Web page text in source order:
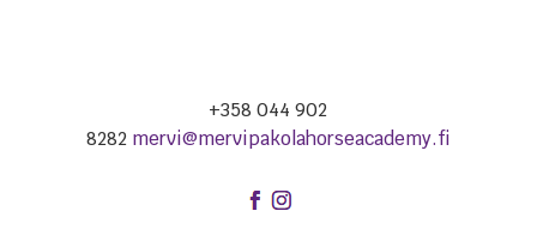
+358 044 902
8282 mervi@mervipakolahorseacademy.fi